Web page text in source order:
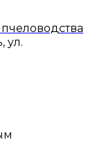
ул.